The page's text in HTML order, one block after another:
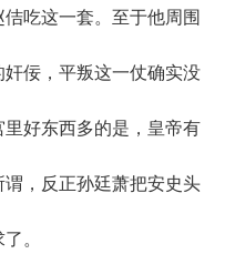
吃这一套。至于他周围
佞，平叛这一仗确实没
好东西多的是，皇帝有
，反正孙廷萧把安史头
。